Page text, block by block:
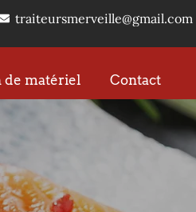
traiteursmerveille@gmail.com
de matériel Contact